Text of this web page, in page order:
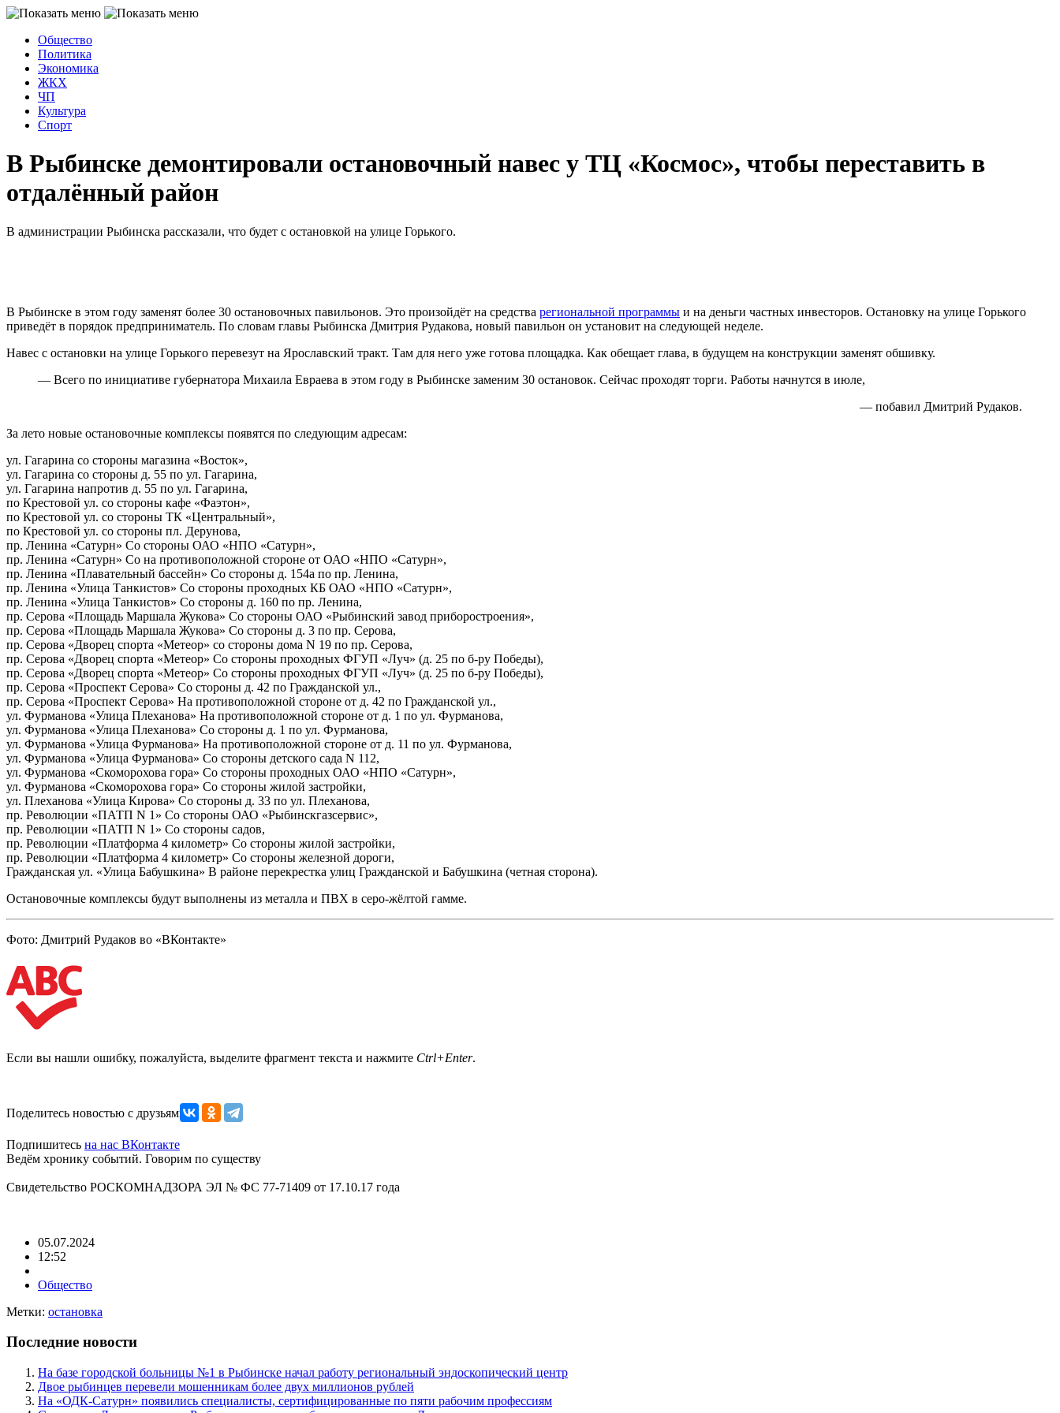
Общество
Политика
Экономика
ЖКХ
ЧП
Культура
Спорт
В Рыбинске демонтировали остановочный навес у ТЦ «Космос», чтобы переставить в
отдалённый район
В администрации Рыбинска рассказали, что будет с остановкой на улице Горького.
В Рыбинске в этом году заменят более 30 остановочных павильонов. Это произойдёт на средства региональной программы и на деньги частных инвесторов. Остановку на улице Горького
приведёт в порядок предприниматель. По словам главы Рыбинска Дмитрия Рудакова, новый павильон он установит на следующей неделе.
Навес с остановки на улице Горького перевезут на Ярославский тракт. Там для него уже готова площадка. Как обещает глава, в будущем на конструкции заменят обшивку.
— Всего по инициативе губернатора Михаила Евраева в этом году в Рыбинске заменим 30 остановок. Сейчас проходят торги. Работы начнутся в июле,
— побавил Дмитрий Рудаков.
За лето новые остановочные комплексы появятся по следующим адресам:
ул. Гагарина со стороны магазина «Восток»,
ул. Гагарина со стороны д. 55 по ул. Гагарина,
ул. Гагарина напротив д. 55 по ул. Гагарина,
по Крестовой ул. со стороны кафе «Фаэтон»,
по Крестовой ул. со стороны ТК «Центральный»,
по Крестовой ул. со стороны пл. Дерунова,
пр. Ленина «Сатурн» Со стороны ОАО «НПО «Сатурн»,
пр. Ленина «Сатурн» Со на противоположной стороне от ОАО «НПО «Сатурн»,
пр. Ленина «Плавательный бассейн» Со стороны д. 154а по пр. Ленина,
пр. Ленина «Улица Танкистов» Со стороны проходных КБ ОАО «НПО «Сатурн»,
пр. Ленина «Улица Танкистов» Со стороны д. 160 по пр. Ленина,
пр. Серова «Площадь Маршала Жукова» Со стороны ОАО «Рыбинский завод приборостроения»,
пр. Серова «Площадь Маршала Жукова» Со стороны д. 3 по пр. Серова,
пр. Серова «Дворец спорта «Метеор» со стороны дома N 19 по пр. Серова,
пр. Серова «Дворец спорта «Метеор» Со стороны проходных ФГУП «Луч» (д. 25 по б-ру Победы),
пр. Серова «Дворец спорта «Метеор» Со стороны проходных ФГУП «Луч» (д. 25 по б-ру Победы),
пр. Серова «Проспект Серова» Со стороны д. 42 по Гражданской ул.,
пр. Серова «Проспект Серова» На противоположной стороне от д. 42 по Гражданской ул.,
ул. Фурманова «Улица Плеханова» На противоположной стороне от д. 1 по ул. Фурманова,
ул. Фурманова «Улица Плеханова» Со стороны д. 1 по ул. Фурманова,
ул. Фурманова «Улица Фурманова» На противоположной стороне от д. 11 по ул. Фурманова,
ул. Фурманова «Улица Фурманова» Со стороны детского сада N 112,
ул. Фурманова «Скоморохова гора» Со стороны проходных ОАО «НПО «Сатурн»,
ул. Фурманова «Скоморохова гора» Со стороны жилой застройки,
ул. Плеханова «Улица Кирова» Со стороны д. 33 по ул. Плеханова,
пр. Революции «ПАТП N 1» Со стороны ОАО «Рыбинскгазсервис»,
пр. Революции «ПАТП N 1» Со стороны садов,
пр. Революции «Платформа 4 километр» Со стороны жилой застройки,
пр. Революции «Платформа 4 километр» Со стороны железной дороги,
Гражданская ул. «Улица Бабушкина» В районе перекрестка улиц Гражданской и Бабушкина (четная сторона).
Остановочные комплексы будут выполнены из металла и ПВХ в серо-жёлтой гамме.
Фото: Дмитрий Рудаков во «ВКонтакте»
Если вы нашли ошибку, пожалуйста, выделите фрагмент текста и нажмите Ctrl+Enter.
Поделитесь новостью с друзьями
Подпишитесь на нас ВКонтакте
Ведём хронику событий. Говорим по существу
Свидетельство РОСКОМНАДЗОРА ЭЛ № ФС 77-71409 от 17.10.17 года
05.07.2024
12:52
Общество
Метки: остановка
Последние новости
На базе городской больницы №1 в Рыбинске начал работу региональный эндоскопический центр
Двое рыбинцев перевели мошенникам более двух миллионов рублей
На «ОДК-Сатурн» появились специалисты, сертифицированные по пяти рабочим профессиям